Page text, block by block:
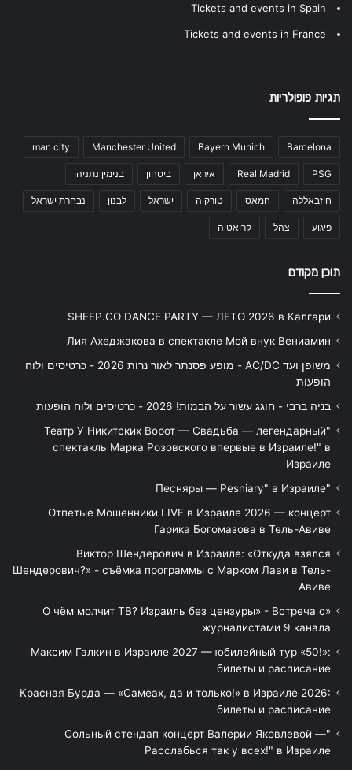
Tickets and events in Spain
Tickets and events in France
תגיות פופולריות
Barcelona
Bayern Munich
Manchester United
man city
PSG
Real Madrid איראן ביטחון בנימין נתניהו
חיזבאללה חמאס טורקיה ישראל לבנון נבחרת ישראל
פיגוע צהל קרואטיה
תוכן מקודם
SHEEP.CO DANCE PARTY — ЛЕТО 2026 в Калгари
Лия Ахеджакова в спектакле Мой внук Вениамин
משופן ועד AC/DC - מופע פסנתר לאור נרות 2026 - כרטיסים ולוח
הופעות
בניה ברבי - חוגג עשור על הבמות! 2026 - כרטיסים ולוח הופעות
"Театр У Никитских Ворот — Свадьба — легендарный
спектакль Марка Розовского впервые в Израиле!" в
Израиле
"Песняры — Pesniary" в Израиле
Отпетые Мошенники LIVE в Израиле 2026 — концерт
Гарика Богомазова в Тель-Авиве
Виктор Шендерович в Израиле: «Откуда взялся
Шендерович?» - съёмка программы с Марком Лави в Тель-
Авиве
«О чём молчит ТВ? Израиль без цензуры» - Встреча с
журналистами 9 канала
Максим Галкин в Израиле 2027 — юбилейный тур «50!»:
билеты и расписание
Красная Бурда — «Самеах, да и только!» в Израиле 2026:
билеты и расписание
"Сольный стендап концерт Валерии Яковлевой —
Расслабься так у всех!" в Израиле